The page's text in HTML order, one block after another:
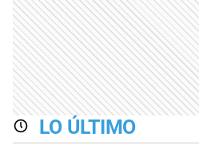
LO ÚLTIMO